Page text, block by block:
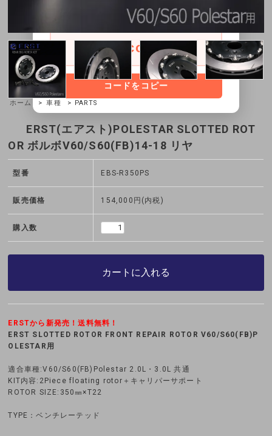
ホーム > 車種 > PARTS
ERST(エアスト)POLESTAR SLOTTED ROT
OR ボルボV60/S60(FB)14-18 リヤ
型番 EBS-R350PS
販売価格 154,000円(内税)
購入数
カートに入れる
ERSTから新発売！送料無料！
ERST SLOTTED ROTOR FRONT REPAIR ROTOR V60/S60(FB)P
OLESTAR用
適合車種:V60/S60(FB)Polestar 2.0L・3.0L 共通
KIT内容:2Piece floating rotor＋キャリパーサポート
ROTOR SIZE:350㎜×T22
TYPE：ベンチレーテッド
クーポンコード
onescoupon
コードをコピー